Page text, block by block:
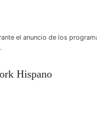
el anuncio de los
Hispano